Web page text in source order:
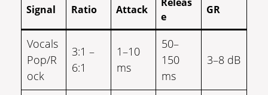
Signal Ratio Attack
e
GR
Vocals
Pop/R
ock
3:1 –
6:1
1–10
ms
50–
150
ms
3–8 dB